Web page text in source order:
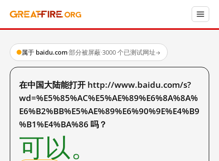
属于 baidu.com·部分被屏蔽·3000 个已测试网址→
在中国大陆能打开 http://www.baidu.com/s?
wd=%E5%85%AC%E5%AE%89%E6%8A%8A%
E6%B2%BB%E5%AE%89%E6%90%9E%E4%B9
%B1%E4%BA%86 吗？
可以。